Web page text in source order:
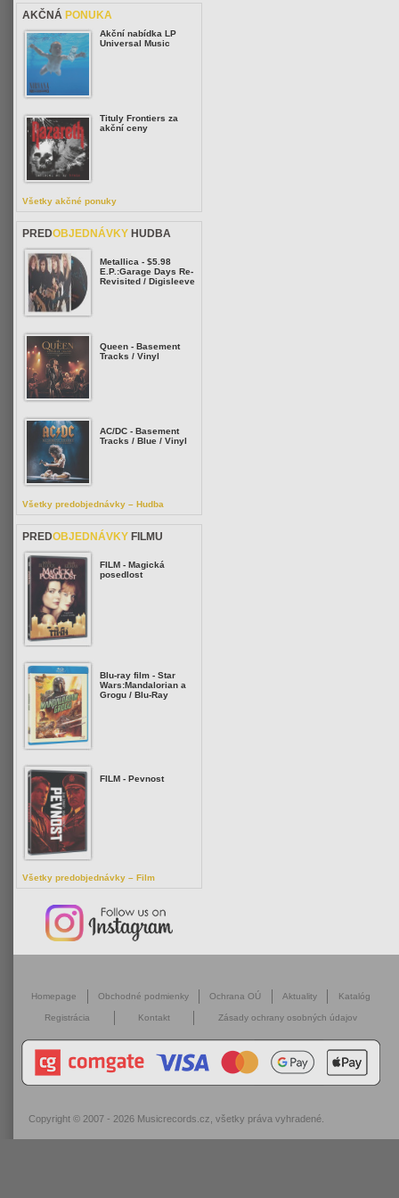
AKČNÁ PONUKA
Akční nabídka LP
Universal Music
Tituly Frontiers za
akční ceny
Všetky akčné ponuky
PREDOBJEDNÁVKY HUDBA
Metallica - $5.98
E.P.:Garage Days Re-
Revisited / Digisleeve
Queen - Basement
Tracks / Vinyl
AC/DC - Basement
Tracks / Blue / Vinyl
Všetky predobjednávky – Hudba
PREDOBJEDNÁVKY FILMU
FILM - Magická
posedlost
Blu-ray film - Star
Wars:Mandalorian a
Grogu / Blu-Ray
FILM - Pevnost
Všetky predobjednávky – Film
Homepage Obchodné podmienky Ochrana OÚ Aktuality Katalóg
Registrácia Kontakt Zásady ochrany osobných údajov
Copyright © 2007 - 2026 Musicrecords.cz , všetky práva vyhradené.